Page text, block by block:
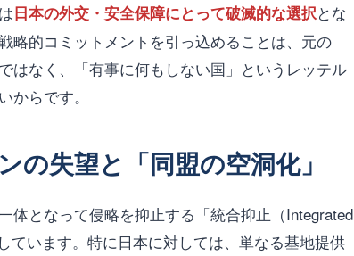
日本の外交・安全保障にとって破滅的な選択とな
略的コミットメントを引っ込めることは、元の
はなく、「有事に何もしない国」というレッテル
からです。
の失望と「同盟の空洞化」
体となって侵略を抑止する「統合抑止（Integrated
ています。特に日本に対しては、単なる基地提供